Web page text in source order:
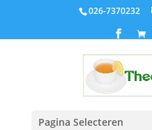
026-7370232
Pagina Selecteren